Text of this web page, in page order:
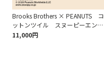
Brooks Brothers × PEANUTS コ
ットンツイル スヌーピーエンブ
レム ベースボールキャップ
11,000円